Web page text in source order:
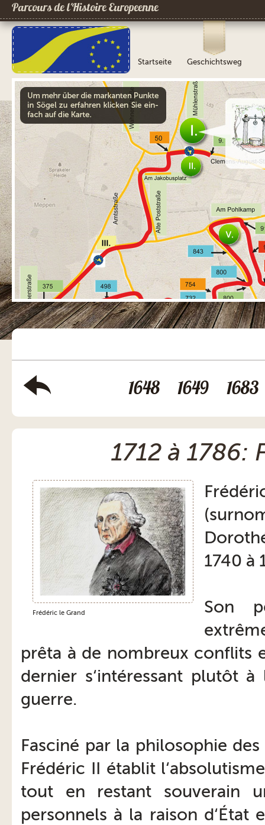
Parcours de l´Histoire Europeenne
Startseite Geschichtsweg
1648 1649 1683
1712 à 1786:
Frédéric le Grand
1740 à
Son
prêta à de nombreux conflits
dernier s‘intéressant plutôt
guerre.
Fasciné par la philosophie
Frédéric II établit
tout en restant souverain
personnels à la raison